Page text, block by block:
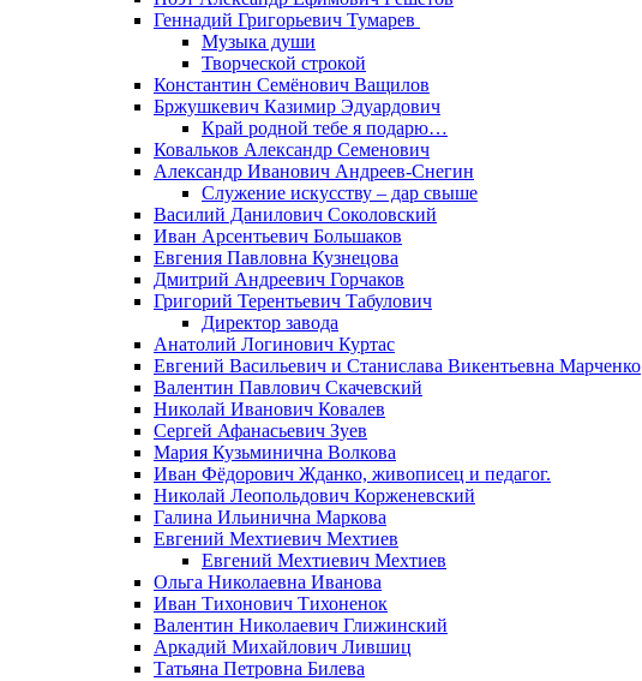
Геннадий Григорьевич Тумарев
Музыка души
Творческой строкой
Константин Семёнович Ващилов
Бржушкевич Казимир Эдуардович
Край родной тебе я подарю…
Ковальков Александр Семенович
Александр Иванович Андреев-Снегин
Служение искусству – дар свыше
Василий Данилович Соколовский
Иван Арсентьевич Большаков
Евгения Павловна Кузнецова
Дмитрий Андреевич Горчаков
Григорий Терентьевич Табулович
Директор завода
Анатолий Логинович Куртас
Евгений Васильевич и Станислава Викентьевна Марченко
Валентин Павлович Скачевский
Николай Иванович Ковалев
Сергей Афанасьевич Зуев
Мария Кузьминична Волкова
Иван Фёдорович Жданко, живописец и педагог.
Николай Леопольдович Корженевский
Галина Ильинична Маркова
Евгений Мехтиевич Мехтиев
Евгений Мехтиевич Мехтиев
Ольга Николаевна Иванова
Иван Тихонович Тихоненок
Валентин Николаевич Глижинский
Аркадий Михайлович Лившиц
Татьяна Петровна Билева